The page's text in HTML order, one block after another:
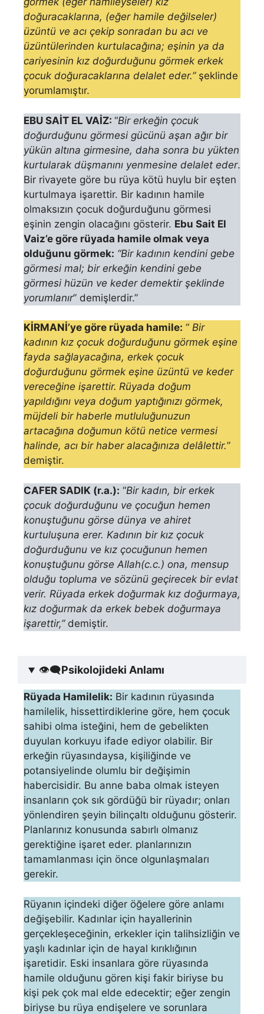
doğuracaklarına, (eğer hamile değilseler)
üzüntü ve acı çe­kip sonradan bu acı ve
üzüntülerinden kurtulacağına; eşinin ya da
cariye­sinin kız doğurduğunu görmek erkek
çocuk doğuracaklarına delalet eder.”şeklinde
yorumlamıştır.
EBU SAİT EL VAİZ: “Bir erkeğin çocuk
doğurduğunu görmesi gücünü aşan ağır bir
yükün altına girmesine, daha sonra bu yükten
kurtularak düşmanını yenmesine delalet eder.
Bir rivayete göre bu rüya kötü huylu bir eşten
kurtulmaya işarettir. Bir kadının hamile
olmaksızın çocuk doğurduğunu görmesi
eşinin zengin olacağını gösterir. Ebu Sait El
Vaiz’e göre rüyada hamile olmak veya
olduğunu görmek: “Bir kadının kendini gebe
görmesi mal; bir erkeğin kendini gebe
görmesi hüzün ve keder demektir şeklinde
yorumlanır” demişlerdir.”
KİRMANİ’ye göre rüyada hamile: “ Bir
kadının kız çocuk doğurduğunu görmek eşine
fayda sağlayacağına, erkek çocuk
doğurduğunu görmek eşine üzüntü ve keder
vereceğine işarettir. Rüyada doğum
yapıldığını veya doğum yaptı­ğınızı görmek,
müjdeli bir haberle mutluluğunuzun
artacağına doğumun kötü netice vermesi
halinde, acı bir haber alacağınıza delâlettir.”
demiştir.
CAFER SADIK (r.a.): “Bir kadın, bir erkek
çocuk doğurduğunu ve çocu­ğun hemen
konuştuğunu görse dünya ve ahiret
kurtuluşuna erer. Kadının bir kız çocuk
doğurduğunu ve kız çocuğunun hemen
konuştuğunu görse Allah(c.c.) ona, mensup
olduğu topluma ve sö­zünü geçirecek bir evlat
verir. Rüyada erkek doğurmak kız doğurmaya,
kız doğurmak da erkek bebek doğurmaya
işarettir,”demiştir.
👁‍🗨Psikolojideki Anlamı
Rüyada Hamilelik: Bir kadının rüyasında
hamilelik, hissettirdiklerine gö­re, hem çocuk
sahibi olma isteğini, hem de gebelikten
duyulan korkuyu ifade ediyor olabilir. Bir
erkeğin rüyasındaysa, kişiliğinde ve
potansiyelinde olumlu bir değişimin
habercisidir. Bu anne baba olmak isteyen
insanların çok sık gördüğü bir rüyadır; onları
yönlendiren şeyin bilinçaltı olduğunu gösterir.
Planlarınız konusunda sabırlı olmanız
gerektiğine işaret eder. planlarınızın
tamamlanması için önce olgunlaşmaları
gerekir.
Rüyanın içindeki diğer öğelere göre anlamı
değişebilir. Kadınlar için hayallerinin
gerçekleşeceğinin, erkekler için talihsizliğin ve
yaşlı kadınlar için de hayal kırıklığının
işaretidir. Eski insanlara göre rüyasında
hamile olduğunu gören kişi fakir biriyse bu
kişi pek çok mal elde edecektir; eğer zengin
biriyse bu rüya endişelere ve sorunlara